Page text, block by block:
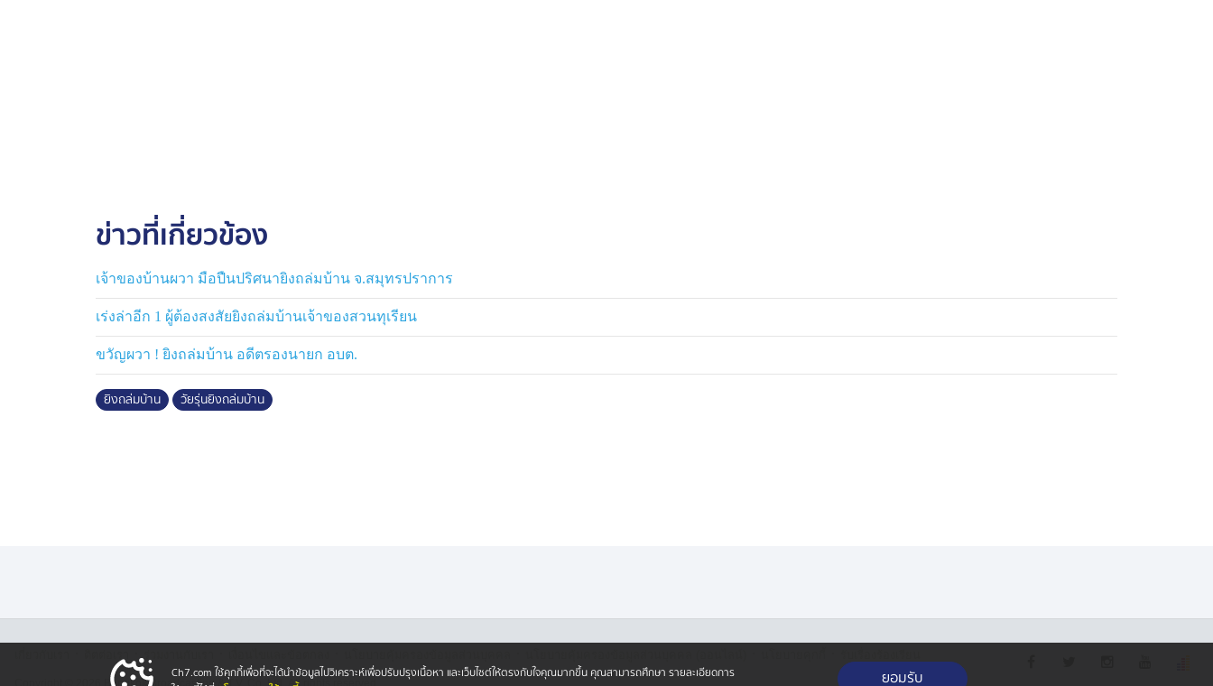
กระสุน และหมอนรองกระสุนอีกจำนวนหนึ่ง เพื่อเก็บไปตรวจหาหลักฐาน ว่าเป็นปืน
กระบอกเดียวกันที่ยิงบ้านกันก่อนหน้านี้ ในพื้นที่ สภ.เมืองพัทลุง และ สภ.นาขยาด
เมื่อคืนวันที่ 3 กุมภาพันธ์ที่ผ่านมา หรือไม่
โดยสาเหตุในเบื้องต้น ตำรวจคาดสาเหตุน่าจะมาจากการทวงหนี้ในธุรกิจสีเทา และ
เรื่องชู้สาว โดยตำรวจตั้งปมการสอบสวนพุ่งเป้าไปที่เเฟนของลูกสาวเจ้าของบ้าน ซึ่ง
จะเร่งตามตัวมาสอบปากคำ เพื่อขยายผลไปสู่กลุ่มคนก่อเหตุต่อไป
ข่าวที่เกี่ยวข้อง
เจ้าของบ้านผวา มือปืนปริศนายิงถล่มบ้าน จ.สมุทรปราการ
เร่งล่าอีก 1 ผู้ต้องสงสัยยิงถล่มบ้านเจ้าของสวนทุเรียน
ขวัญผวา ! ยิงถล่มบ้าน อดีตรองนายก อบต.
ยิงถล่มบ้าน วัยรุ่นยิงถล่มบ้าน
Copyright © 2026 Bangkok Broadcasting & T.V. Co.,Ltd. All rights reserved
Ch7.com ใช้คุกกี้เพื่อที่จะได้นำข้อมูลไปวิเคราะห์เพื่อปรับปรุงเนื้อหา และเว็บไซต์ให้ตรงกับใจคุณมากขึ้น คุณสามารถศึกษา รายละเอียดการ
ยอมรับ